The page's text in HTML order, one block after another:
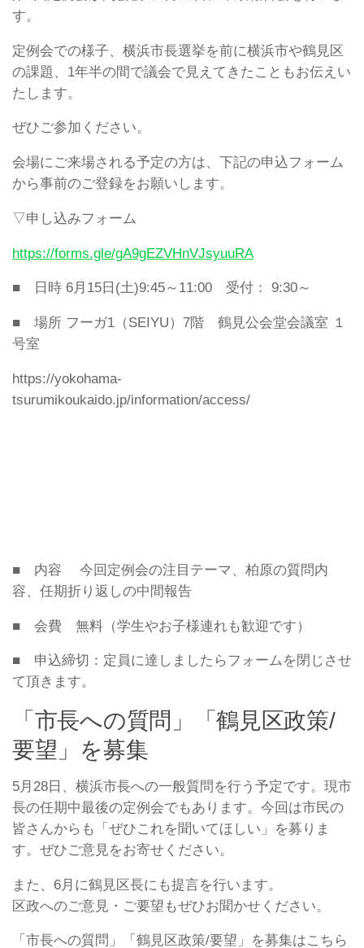
す。
定例会での様子、横浜市長選挙を前に横浜市や鶴見区
の課題、1年半の間で議会で見えてきたこともお伝えい
たします。
ぜひご参加ください。
会場にご来場される予定の方は、下記の申込フォーム
から事前のご登録をお願いします。
▽申し込みフォーム
https://forms.gle/gA9gEZVHnVJsyuuRA
■ 日時 6月15日(土)9:45～11:00 受付： 9:30～
■ 場所 フーガ1（SEIYU）7階 鶴見公会堂会議室 １
号室
https://yokohama-
tsurumikoukaido.jp/information/access/
■ 内容 今回定例会の注目テーマ、柏原の質問内
容、任期折り返しの中間報告
■ 会費 無料（学生やお子様連れも歓迎です）
■ 申込締切：定員に達しましたらフォームを閉じさせ
て頂きます。
「市長への質問」「鶴見区政策/
要望」を募集
5月28日、横浜市長への一般質問を行う予定です。現市
長の任期中最後の定例会でもあります。今回は市民の
皆さんからも「ぜひこれを聞いてほしい」を募りま
す。ぜひご意見をお寄せください。
また、6月に鶴見区長にも提言を行います。
区政へのご意見・ご要望もぜひお聞かせください。
「市長への質問」「鶴見区政策/要望」を募集はこちら